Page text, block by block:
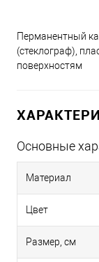
Перманентный
(стеклограф),
поверхностям
Основные
Материал
Цвет
Размер, см